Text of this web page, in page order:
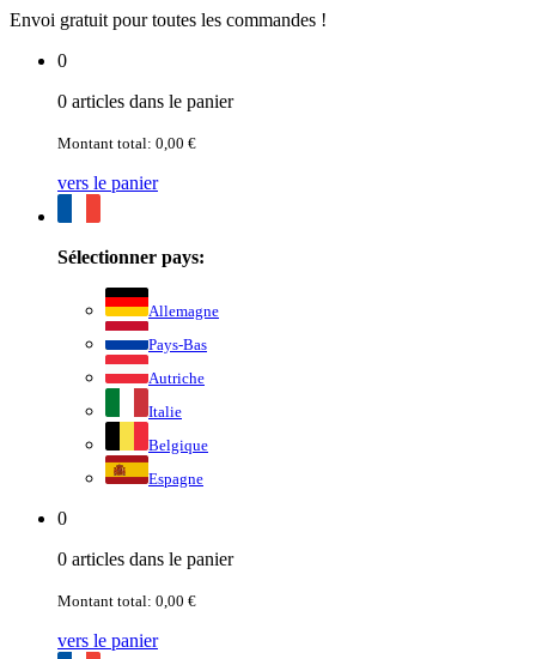
Envoi gratuit pour toutes les commandes !
0
0 articles dans le panier
Montant total: 0,00 €
vers le panier
Sélectionner pays:
Allemagne
Pays-Bas
Autriche
Italie
Belgique
Espagne
0
0 articles dans le panier
Montant total: 0,00 €
vers le panier